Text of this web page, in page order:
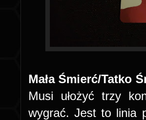
Mała Śmierć/Tatko
Musi ułożyć trzy
wygrać. Jest to linia